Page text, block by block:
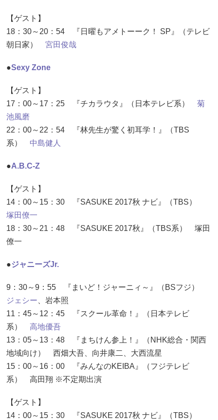
【ゲスト】
18：30～20：54 『日曜もアメトーーク！ SP』（テレビ
朝日家） 宮田俊哉
●Sexy Zone
【ゲスト】
17：00～17：25 『チカラウタ』（日本テレビ系） 菊
池風磨
22：00～22：54 『林先生が驚く初耳学！』（TBS
系） 中島健人
●A.B.C-Z
【ゲスト】
14：00～15：30 『SASUKE 2017秋 ナビ』（TBS）
塚田僚一
18：30～21：48 『SASUKE 2017秋』（TBS系） 塚田
僚一
●ジャニーズJr.
9：30～9：55 『まいど！ジャーニィ～』（BSフジ）
ジェシー 、岩本照
11：45～12：45 『スクール革命！』（日本テレビ
系） 高地優吾
13：05～13：48 『まちけん参上！』（NHK総合・関西
地域向け） 西畑大吾、向井康二、大西流星
15：00～16：00 『みんなのKEIBA』（フジテレビ
系） 高田翔 ※不定期出演
【ゲスト】
14：00～15：30 『SASUKE 2017秋 ナビ』（TBS）